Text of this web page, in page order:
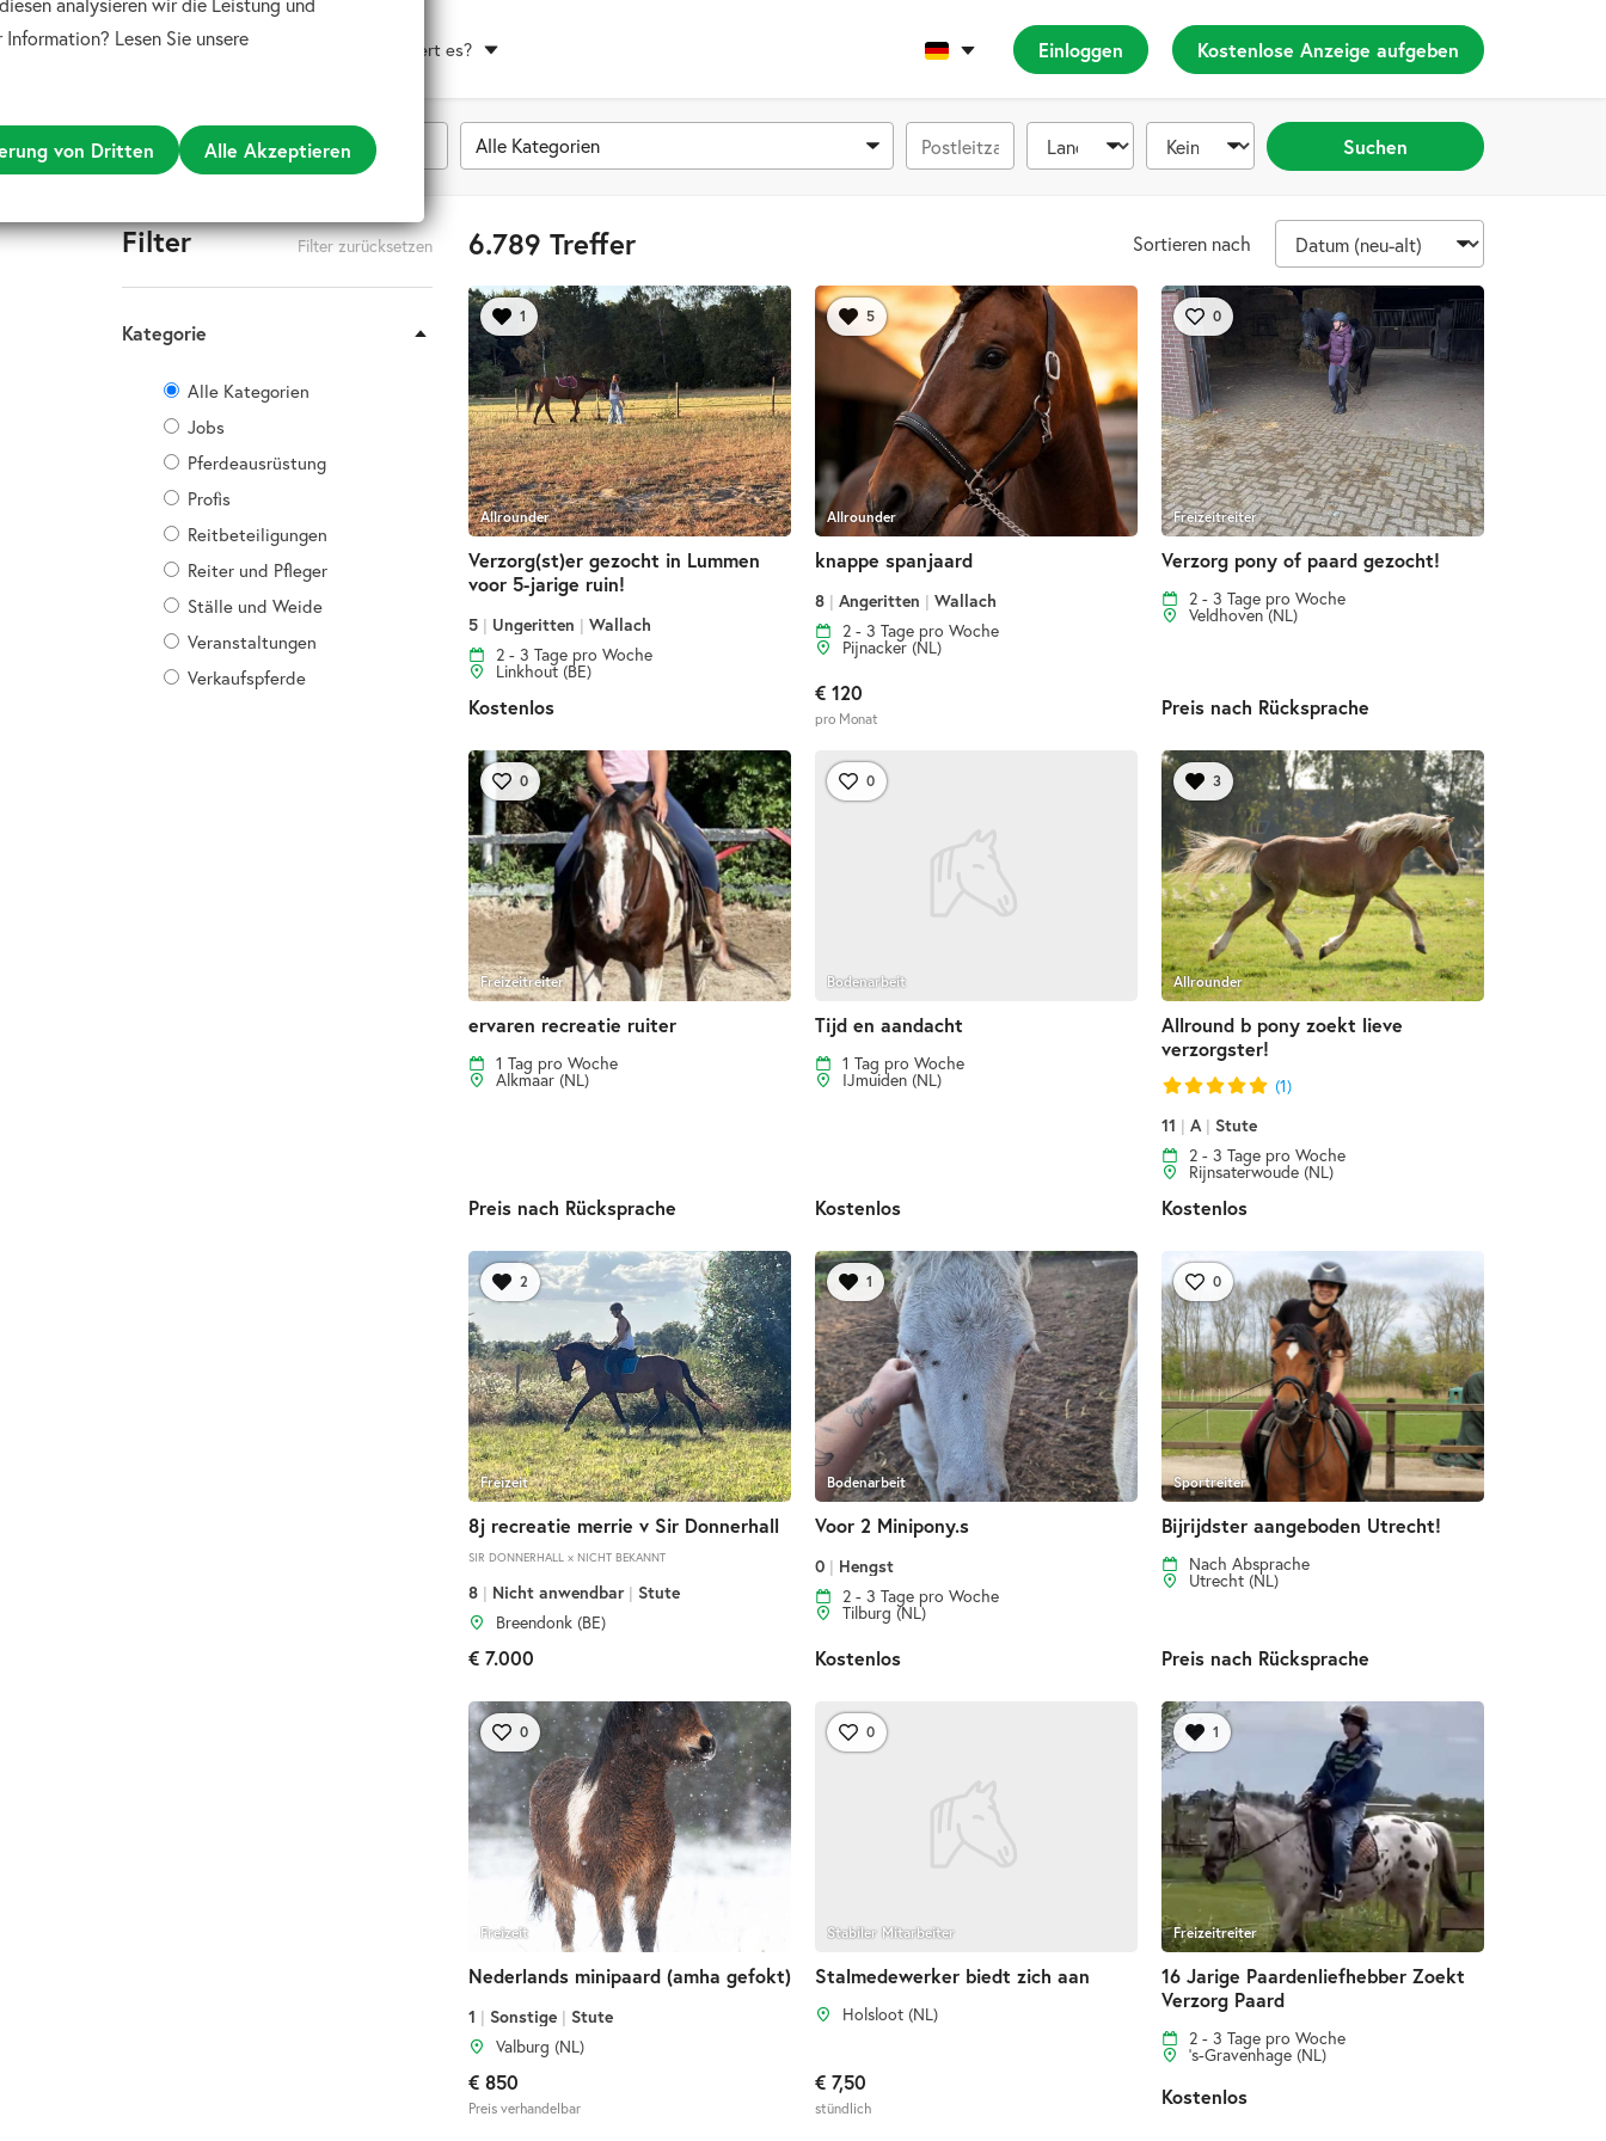
Wie funktioniert es? Einloggen Kostenlose Anzeige aufgeben
Alle Kategorien Suchen
Filter Filter zurücksetzen
Kategorie
Alle Kategorien
Jobs
Pferdeausrüstung
Profis
Reitbeteiligungen
Reiter und Pfleger
Ställe und Weide
Veranstaltungen
Verkaufspferde
6.789 Treffer Sortieren nach
1
Allrounder
Verzorg(st)er gezocht in Lummen
voor 5-jarige ruin!
5 | Ungeritten | Wallach
2 - 3 Tage pro Woche
Linkhout (BE)
Kostenlos
5
Allrounder
knappe spanjaard
8 | Angeritten | Wallach
2 - 3 Tage pro Woche
Pijnacker (NL)
€ 120
pro Monat
0
Freizeitreiter
Verzorg pony of paard gezocht!
2 - 3 Tage pro Woche
Veldhoven (NL)
Preis nach Rücksprache
0
Freizeitreiter
ervaren recreatie ruiter
1 Tag pro Woche
Alkmaar (NL)
Preis nach Rücksprache
0
Bodenarbeit
Tijd en aandacht
1 Tag pro Woche
IJmuiden (NL)
Kostenlos
3
Allrounder
Allround b pony zoekt lieve
verzorgster!
(1)
11 | A | Stute
2 - 3 Tage pro Woche
Rijnsaterwoude (NL)
Kostenlos
2
Freizeit
8j recreatie merrie v Sir Donnerhall
SIR DONNERHALL × NICHT BEKANNT
8 | Nicht anwendbar | Stute
Breendonk (BE)
€ 7.000
1
Bodenarbeit
Voor 2 Minipony.s
0 | Hengst
2 - 3 Tage pro Woche
Tilburg (NL)
Kostenlos
0
Sportreiter
Bijrijdster aangeboden Utrecht!
Nach Absprache
Utrecht (NL)
Preis nach Rücksprache
0
Freizeit
Nederlands minipaard (amha gefokt)
1 | Sonstige | Stute
Valburg (NL)
€ 850
Preis verhandelbar
0
Stabiler Mitarbeiter
Stalmedewerker biedt zich aan
Holsloot (NL)
€ 7,50
stündlich
1
Freizeitreiter
16 Jarige Paardenliefhebber Zoekt
Verzorg Paard
2 - 3 Tage pro Woche
's-Gravenhage (NL)
Kostenlos
Lesen Sie unsere
von Dritten Alle Akzeptieren